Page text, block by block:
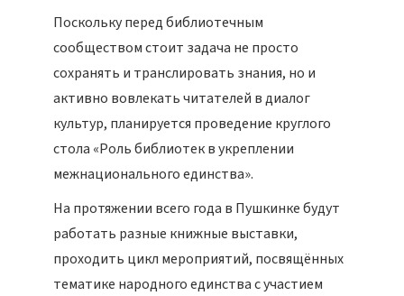
Поскольку перед библиотечным
сообществом стоит задача не просто
сохранять и транслировать знания, но и
активно вовлекать читателей в диалог
культур, планируется проведение круглого
стола «Роль библиотек в укреплении
межнационального единства».
На протяжении всего года в Пушкинке будут
работать разные книжные выставки,
проходить цикл мероприятий, посвящённых
тематике народного единства с участием